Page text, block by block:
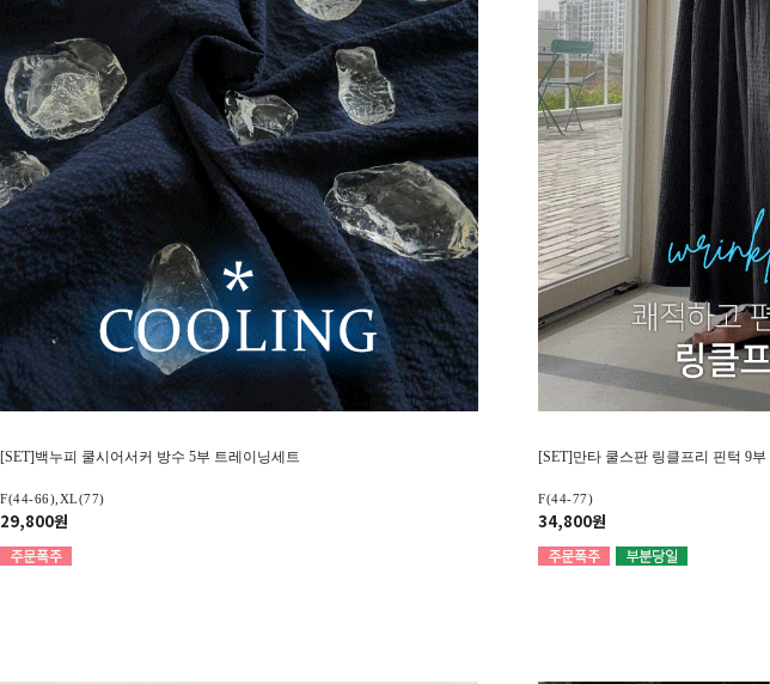
[SET]백누피 쿨시어서커 방수 5부 트레이닝세트
F(44-66),XL(77)
29,800원
[SET]만타 쿨스판 링클프리 핀턱 9
F(44-77)
34,800원